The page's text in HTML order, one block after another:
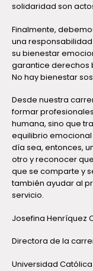
solidaridad son
Finalmente,
una
su bienestar
garantice derechos
No hay bienestar
Desde nuestra
formar
humana, sino que
equilibrio
día sea, entonces,
otro y reconocer
que se comparte y
también ayudar al
servicio.
Josefina Henríquez
Directora de la
Universidad